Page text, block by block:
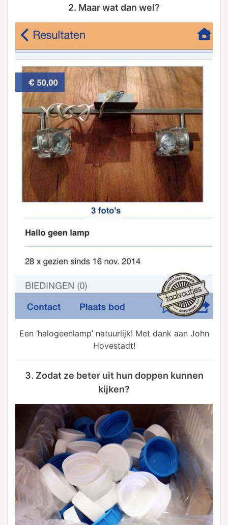
2. Maar wat dan wel?
Een ‘halogeenlamp’ natuurlijk! Met dank aan John
Hovestadt!
3. Zodat ze beter uit hun doppen kunnen
kijken?